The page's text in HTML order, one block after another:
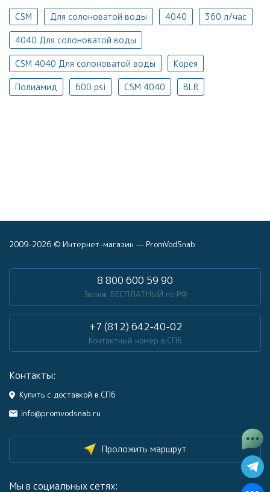
CSM Для солоноватой воды 4040 360 л/час
4040 Для солоноватой воды
CSM 4040 Для солоноватой воды Корея
Полиамид 600 psi CSM 4040 BLR
2009-2026 © Интернет-магазин — PromVodSnab
8 800 600 59 90
Звонок БЕСПЛАТНЫЙ по РФ
+7 (812) 642-40-02
Контактный номер в СПб
Контакты:
Купить с доставкой в СПб
info@promvodsnab.ru
Проложить маршрут
Мы в социальных сетях: